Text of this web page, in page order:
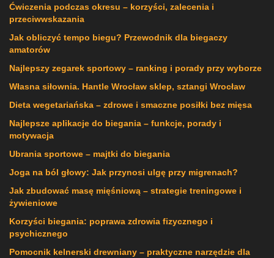
Ćwiczenia podczas okresu – korzyści, zalecenia i
przeciwwskazania
Jak obliczyć tempo biegu? Przewodnik dla biegaczy
amatorów
Najlepszy zegarek sportowy – ranking i porady przy wyborze
Własna siłownia. Hantle Wrocław sklep, sztangi Wrocław
Dieta wegetariańska – zdrowe i smaczne posiłki bez mięsa
Najlepsze aplikacje do biegania – funkcje, porady i
motywacja
Ubrania sportowe – majtki do biegania
Joga na ból głowy: Jak przynosi ulgę przy migrenach?
Jak zbudować masę mięśniową – strategie treningowe i
żywieniowe
Korzyści biegania: poprawa zdrowia fizycznego i
psychicznego
Pomocnik kelnerski drewniany – praktyczne narzędzie dla